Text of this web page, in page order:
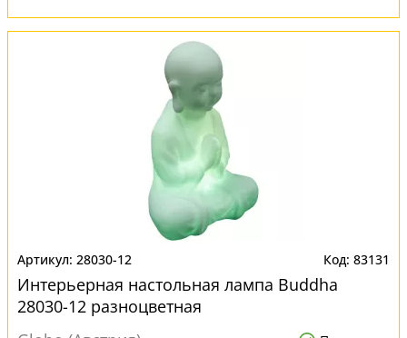
28030-12 83131
Интерьерная настольная лампа Buddha
28030-12 разноцветная